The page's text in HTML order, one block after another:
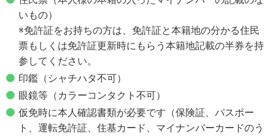
いもの）
※免許証をお持ちの方は、免許証と本籍地の分かる住民
票もしくは免許証更新時にもらう本籍地記載の半券を持
参してください。
印鑑（シャチハタ不可）
眼鏡等（カラーコンタクト不可）
仮免時に本人確認書類が必要です（保険証、パスポー
ト、運転免許証、住基カード、マイナンバーカードのう